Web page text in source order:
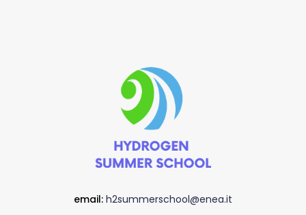
email: h2summerschool@enea.it